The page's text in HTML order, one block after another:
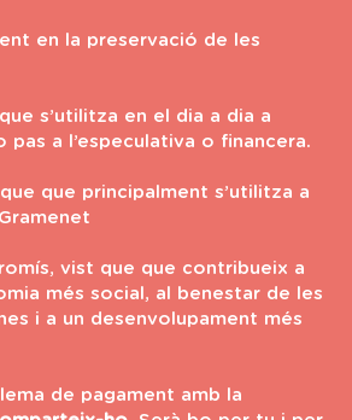
en la preservació de les
s’utilitza en el dia a dia a
pas a l’especulativa o financera.
que principalment s’utilitza a
vist que que contribueix a
més social, al benestar de les
i a un desenvolupament més
de pagament amb la